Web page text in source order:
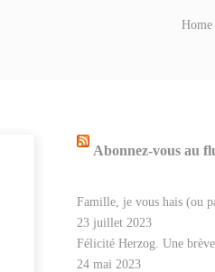
Home
Abonnez-vous au
Famille, je vous hais (ou
23 juillet 2023
Félicité Herzog. Une
24 mai 2023